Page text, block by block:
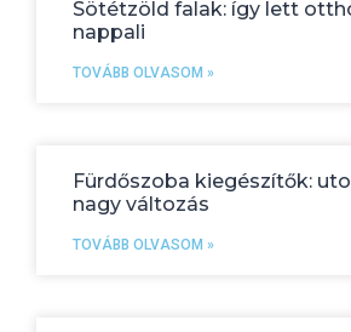
Sötétzöld falak: így lett
nappali
TOVÁBB OLVASOM »
Fürdőszoba kiegészítők:
nagy változás
TOVÁBB OLVASOM »